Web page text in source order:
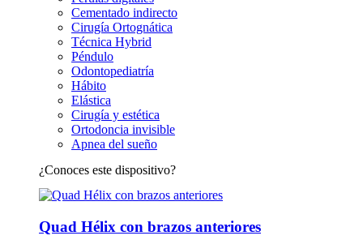
Cementado indirecto
Cirugía Ortognática
Técnica Hybrid
Péndulo
Odontopediatría
Hábito
Elástica
Cirugía y estética
Ortodoncia invisible
Apnea del sueño
¿Conoces este dispositivo?
Quad Hélix con brazos anteriores